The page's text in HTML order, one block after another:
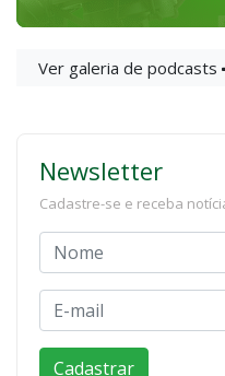
Ver galeria de podcasts
Newsletter
Cadastre-se e receba